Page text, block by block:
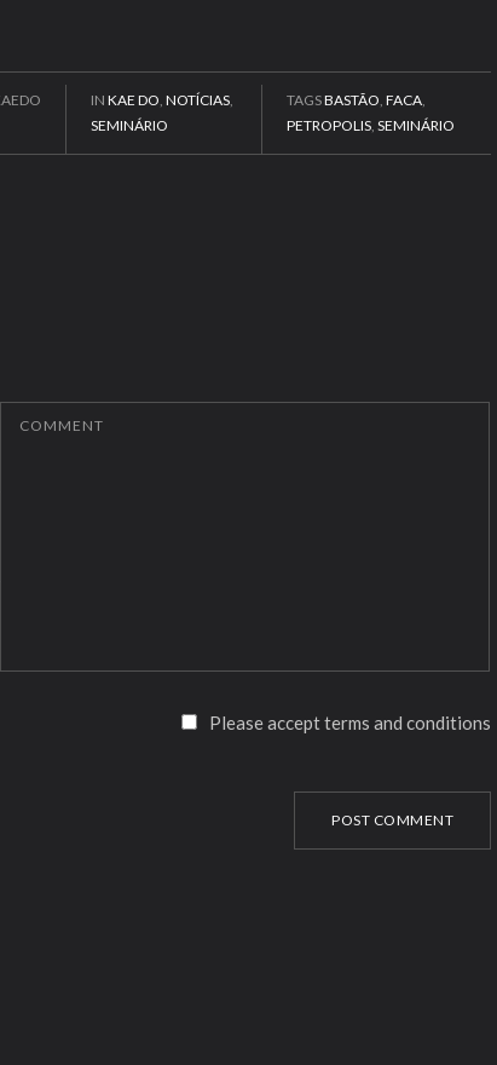
IN KAE DO NOTÍCIAS
SEMINÁRIO
TAGSBASTÃO ,FACA
PETROPOLIS ,SEMINÁRIO
COMMENT
Please accept terms and conditions
POST COMMENT